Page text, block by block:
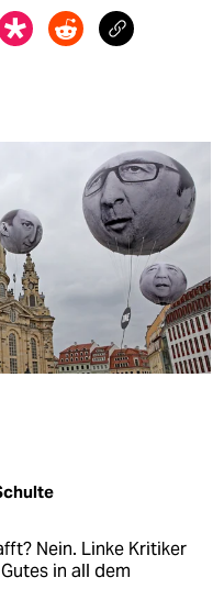
Nein. Linke Kritiker
in all dem